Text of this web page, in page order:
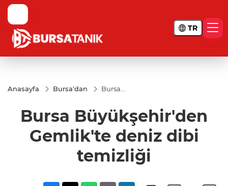
TR
Anasayfa Bursa'dan
Bursa
dibi temizliği
Bursa Büyükşehir'den
Gemlik'te deniz dibi
temizliği